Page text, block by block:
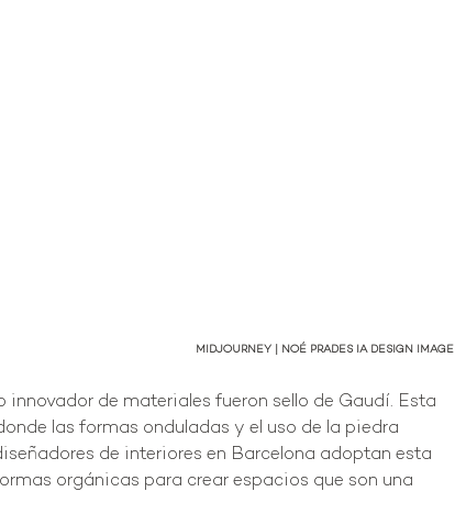
MIDJOURNEY | NOÉ PRADES IA DESIGN IMAGE
de materiales fueron sello de Gaudí. Esta
las formas onduladas y el uso de la piedra
de interiores en Barcelona adoptan esta
orgánicas para crear espacios que son una